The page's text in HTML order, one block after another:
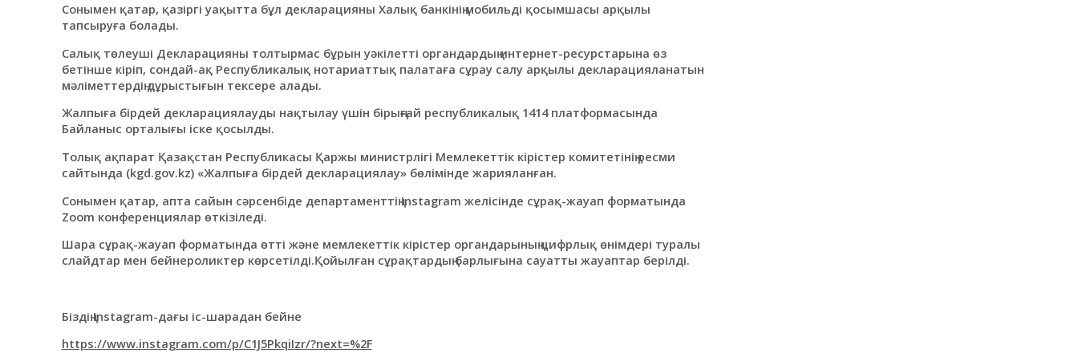
Сонымен қатар, қазіргі уақытта бұл декларацияны Халық банкінің мобильді қосымшасы арқылы
тапсыруға болады.
Салық төлеуші ​​Декларацияны толтырмас бұрын уәкілетті органдардың интернет-ресурстарына өз
бетінше кіріп, сондай-ақ Республикалық нотариаттық палатаға сұрау салу арқылы декларацияланатын
мәліметтердің дұрыстығын тексере алады.
Жалпыға бірдей декларациялауды нақтылау үшін бірыңғай республикалық 1414 платформасында
Байланыс орталығы іске қосылды.
Толық ақпарат Қазақстан Республикасы Қаржы министрлігі Мемлекеттік кірістер комитетінің ресми
сайтында (kgd.gov.kz) «Жалпыға бірдей декларациялау» бөлімінде жарияланған.
Сонымен қатар, апта сайын сәрсенбіде департаменттің Instagram желісінде сұрақ-жауап форматында
Zoom конференциялар өткізіледі.
Шара сұрақ-жауап форматында өтті және мемлекеттік кірістер органдарының цифрлық өнімдері туралы
слайдтар мен бейнероликтер көрсетілді.Қойылған сұрақтардың барлығына сауатты жауаптар берілді.
Біздің Instagram-дағы іс-шарадан бейне
https://www.instagram.com/p/C1J5PkqiIzr/?next=%2F